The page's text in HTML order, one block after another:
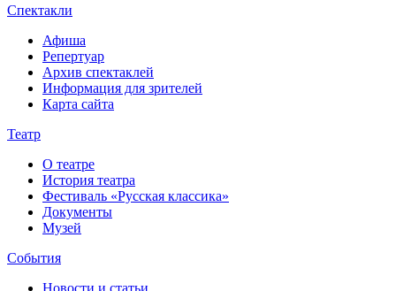
Спектакли
Афиша
Репертуар
Архив спектаклей
Информация для зрителей
Карта сайта
Театр
О театре
История театра
Фестиваль «Русская классика»
Документы
Музей
События
Новости и статьи